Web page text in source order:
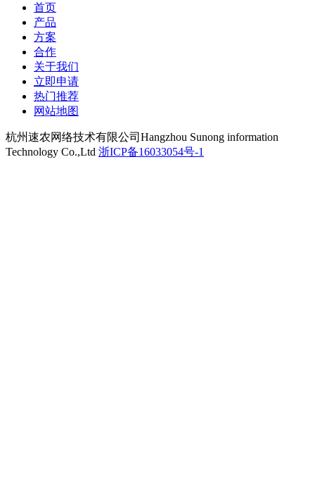
首页
产品
方案
合作
关于我们
立即申请
热门推荐
网站地图
杭州速农网络技术有限公司 Hangzhou Sunong information
Technology Co.,Ltd 浙ICP备16033054号-1